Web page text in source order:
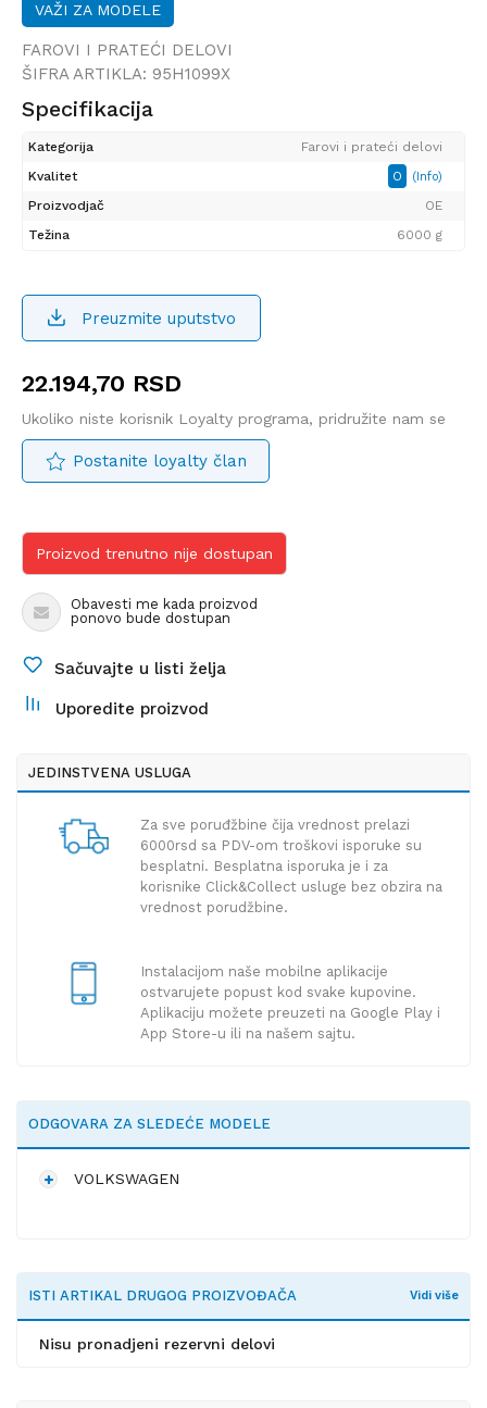
VAŽI ZA MODELE
FAROVI I PRATEĆI DELOVI
ŠIFRA ARTIKLA: 95H1099X
Specifikacija
Kategorija
Farovi i prateći delovi
Kvalitet
O (Info)
Proizvodjač
OE
Težina
6000 g
Preuzmite uputstvo
22.194,70 RSD
Ukoliko niste korisnik Loyalty programa, pridružite nam se
Postanite loyalty član
Proizvod trenutno nije dostupan
Obavesti me kada proizvod
ponovo bude dostupan
Sačuvajte u listi želja
Uporedite proizvod
JEDINSTVENA USLUGA
Za sve poruđžbine čija vrednost prelazi
6000rsd sa PDV-om troškovi isporuke su
besplatni. Besplatna isporuka je i za
korisnike Click&Collect usluge bez obzira na
vrednost porudžbine.
Instalacijom naše mobilne aplikacije
ostvarujete popust kod svake kupovine.
Aplikaciju možete preuzeti na Google Play i
App Store-u ili na našem sajtu.
ODGOVARA ZA SLEDEĆE MODELE
VOLKSWAGEN
ISTI ARTIKAL DRUGOG PROIZVOĐAČA Vidi više
Nisu pronadjeni rezervni delovi